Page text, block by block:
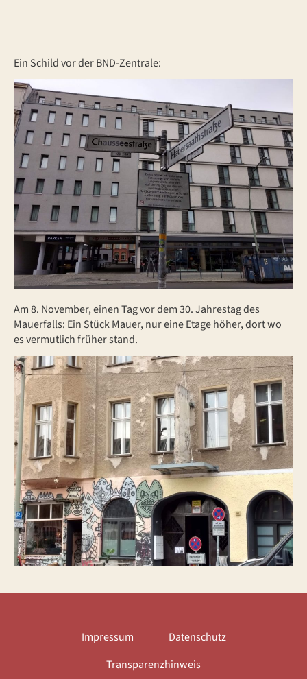
Ein Schild vor der BND-Zentrale:
Am 8. November, einen Tag vor dem 30. Jahrestag des
Mauerfalls: Ein Stück Mauer, nur eine Etage höher, dort wo
es vermutlich früher stand.
Impressum
Datenschutz
Transparenzhinweis